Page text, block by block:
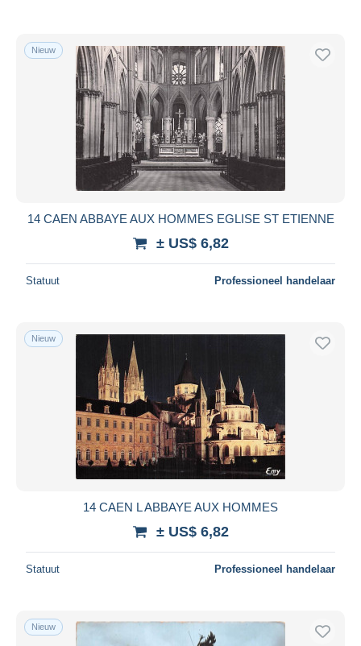
Nieuw
14 CAEN ABBAYE AUX HOMMES EGLISE ST ETIENNE
± US$ 6,82
Statuut Professioneel handelaar
Nieuw
14 CAEN L ABBAYE AUX HOMMES
± US$ 6,82
Statuut Professioneel handelaar
Nieuw